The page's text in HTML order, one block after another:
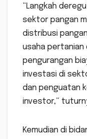
“Langkah
sektor pangan
distribusi
usaha pertanian
pengurangan
investasi di
dan penguatan
investor,”
Kemudian di